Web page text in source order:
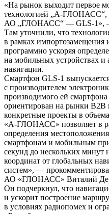
«На рынок выходит первое
технологией „А-ГЛОНАСС“,
АО „ГЛОНАСС“ — GLS-1 »,
Там уточнили, что
в рамках импортозамещения
программно ускоряя
на мобильных устройствах и
навигации.
Смартфон GLS-1
с производителем
производимого ей
ориентирован на рынки B2B
конкретные проекты в
«А-ГЛОНАСС» позволяет в
определения
смартфонам и мобильным
секунд до нескольких минут
координат от глобальных
систем», —
АО «ГЛОНАСС» Виталий
Он подчеркнул, что
и ускорит построение
в условиях радиопомех и